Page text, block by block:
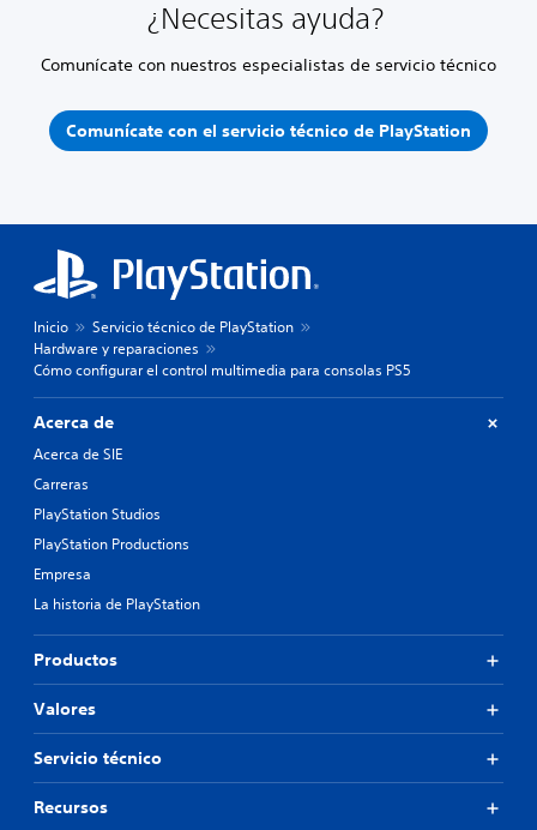
¿Necesitas ayuda?
Comunícate con nuestros especialistas de servicio técnico
Comunícate con el servicio técnico de PlayStation
Inicio
Servicio técnico de PlayStation
Hardware y reparaciones
Cómo configurar el control multimedia para consolas PS5
Acerca de
Acerca de SIE
Carreras
PlayStation Studios
PlayStation Productions
Empresa
La historia de PlayStation
Productos
Valores
Servicio técnico
Recursos